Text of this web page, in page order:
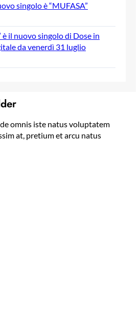
singolo è “MUFASA”
è il nuovo singolo di Dose in
da venerdì 31 luglio
omnis iste natus voluptatem
at, pretium et arcu natus